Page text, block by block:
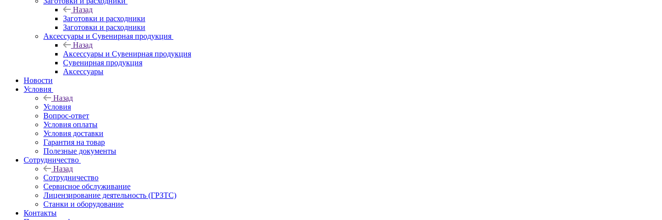
Назад
Заготовки и расходники
Заготовки и расходники
Аксессуары и Сувенирная продукция
Назад
Аксессуары и Сувенирная продукция
Сувенирная продукция
Аксессуары
Новости
Условия
Назад
Условия
Вопрос-ответ
Условия оплаты
Условия доставки
Гарантия на товар
Полезные документы
Сотрудничество
Назад
Сотрудничество
Сервисное обслуживание
Лицензирование деятельность (ГРЗТС)
Станки и оборудование
Контакты